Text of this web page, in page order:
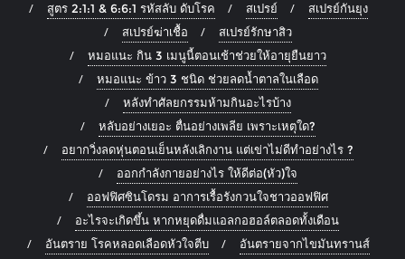
สูตร 2:1:1 & 6:6:1 รหัสลับ ดับโรค
สเปรย์
สเปรย์กันยุง
สเปรย์ฆ่าเชื้อ
สเปรย์รักษาสิว
หมอแนะ กิน 3 เมนูนี้ตอนเช้าช่วยให้อายุยืนยาว
หมอแนะ ข้าว 3 ชนิด ช่วยลดน้ำตาลในเลือด
หลังทำศัลยกรรมห้ามกินอะไรบ้าง
หลับอย่างเยอะ ตื่นอย่างเพลีย เพราะเหตุใด?
อยากวิ่งลดหุ่นตอนเย็นหลังเลิกงาน แต่เข่าไม่ดีทำอย่างไร ?
ออกกำลังกายอย่างไร ให้ดีต่อ(หัว)ใจ
ออฟฟิศซินโดรม อาการเรื้อรังกวนใจชาวออฟฟิศ
อะไรจะเกิดขึ้น หากหยุดดื่มแอลกอฮอล์ตลอดทั้งเดือน
อันตราย โรคหลอดเลือดหัวใจตีบ
อันตรายจากไขมันทรานส์